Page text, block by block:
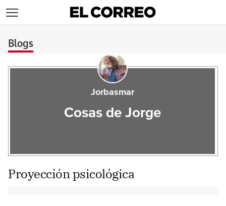
Blogs
Jorbasmar
Cosas de Jorge
Proyección psicológica